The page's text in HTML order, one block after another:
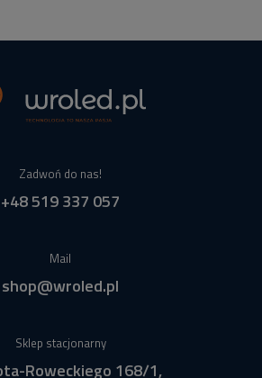
Zadwoń do nas!
+48 519 337 057
Mail
shop@wroled.pl
Sklep stacjonarny
Roweckiego 168/1,